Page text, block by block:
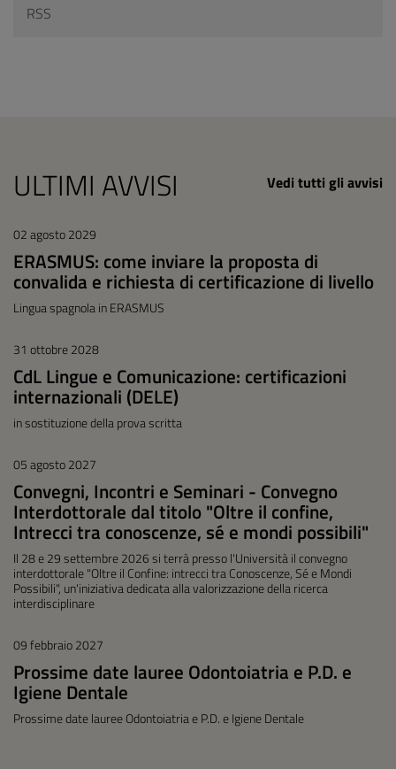
RSS
ULTIMI AVVISI Vedi tutti gli avvisi
02 agosto 2029
ERASMUS: come inviare la proposta di
convalida e richiesta di certificazione di livello
Lingua spagnola in ERASMUS
31 ottobre 2028
CdL Lingue e Comunicazione: certificazioni
internazionali (DELE)
in sostituzione della prova scritta
05 agosto 2027
Convegni, Incontri e Seminari - Convegno
Interdottorale dal titolo "Oltre il confine,
Intrecci tra conoscenze, sé e mondi possibili"
Il 28 e 29 settembre 2026 si terrà presso l'Università il convegno
interdottorale "Oltre il Confine: intrecci tra Conoscenze, Sé e Mondi
Possibili", un'iniziativa dedicata alla valorizzazione della ricerca
interdisciplinare
09 febbraio 2027
Prossime date lauree Odontoiatria e P.D. e
Igiene Dentale
Prossime date lauree Odontoiatria e P.D. e Igiene Dentale